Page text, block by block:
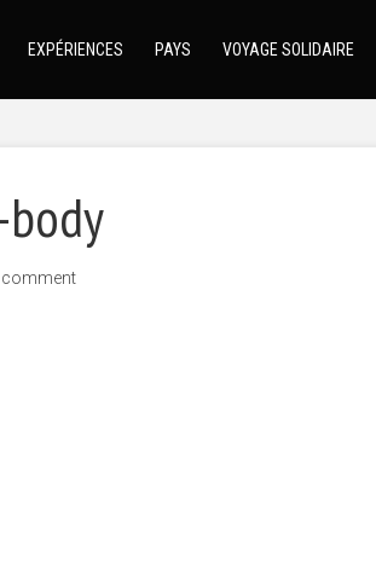
EXPÉRIENCES PAYS VOYAGE SOLIDAIRE
comment